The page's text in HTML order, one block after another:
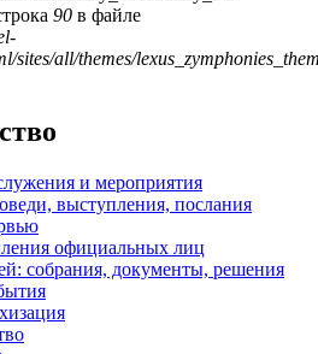
90 в файле
sites/all/themes/
и мероприятия
выступления, послания
официальных лиц
собрания, документы, решения